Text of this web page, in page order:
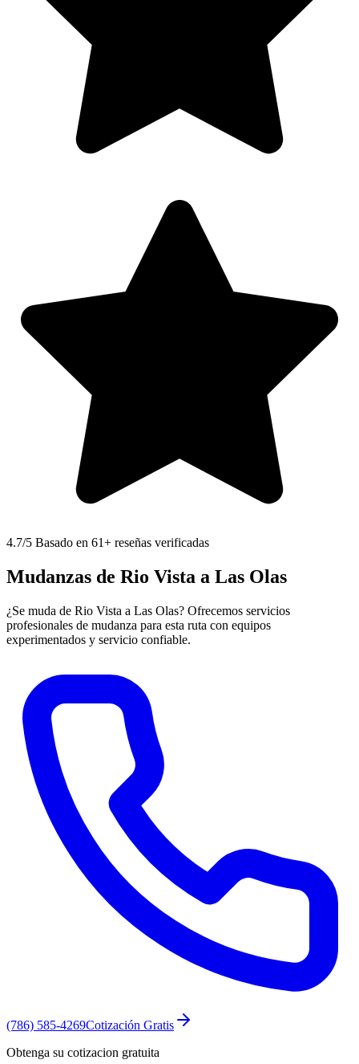
4.7/5 Basado en 61+ reseñas verificadas
Mudanzas de Rio Vista a Las Olas
¿Se muda de Rio Vista a Las Olas? Ofrecemos servicios
profesionales de mudanza para esta ruta con equipos
experimentados y servicio confiable.
(786) 585-4269Cotización Gratis
Obtenga su cotizacion gratuita